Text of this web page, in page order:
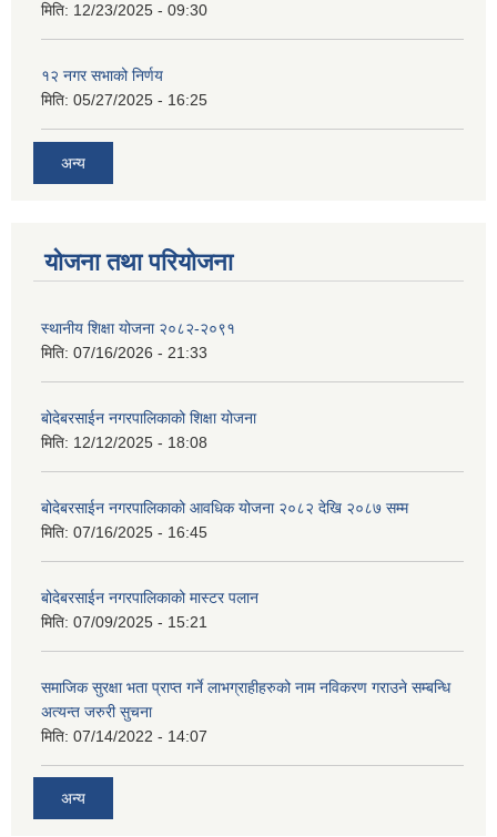
मिति: 12/23/2025 - 09:30
१२ नगर सभाको निर्णय
मिति: 05/27/2025 - 16:25
अन्य
योजना तथा परियोजना
स्थानीय शिक्षा योजना २०८२-२०९१
मिति: 07/16/2026 - 21:33
बोदेबरसाईन नगरपालिकाको शिक्षा योजना
मिति: 12/12/2025 - 18:08
बोदेबरसाईन नगरपालिकाको आवधिक योजना २०८२ देखि २०८७ सम्म
मिति: 07/16/2025 - 16:45
बोदेबरसाईन नगरपालिकाको मास्टर पलान
मिति: 07/09/2025 - 15:21
समाजिक सुरक्षा भता प्राप्त गर्ने लाभग्राहीहरुको नाम नविकरण गराउने सम्बन्धि
अत्यन्त जरुरी सुचना
मिति: 07/14/2022 - 14:07
अन्य